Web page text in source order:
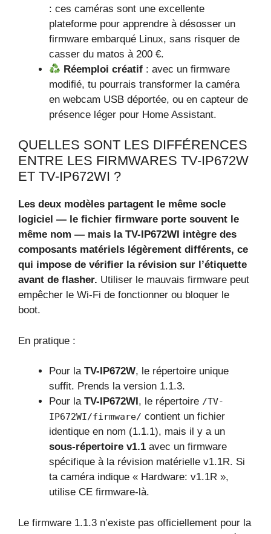
: ces caméras sont une excellente
plateforme pour apprendre à désosser un
firmware embarqué Linux, sans risquer de
casser du matos à 200 €.
Réemploi créatif : avec un firmware
modifié, tu pourrais transformer la caméra
en webcam USB déportée, ou en capteur de
présence léger pour Home Assistant.
QUELLES SONT LES DIFFÉRENCES
ENTRE LES FIRMWARES TV-IP672W
ET TV-IP672WI ?
Les deux modèles partagent le même socle
logiciel — le fichier firmware porte souvent le
même nom — mais la TV-IP672WI intègre des
composants matériels légèrement différents, ce
qui impose de vérifier la révision sur l’étiquette
avant de flasher. Utiliser le mauvais firmware peut
empêcher le Wi-Fi de fonctionner ou bloquer le
boot.
En pratique :
Pour la TV-IP672W, le répertoire unique
suffit. Prends la version 1.1.3.
Pour la TV-IP672WI , le répertoire /TV-
IP672WI/firmware/ contient un fichier
identique en nom (1.1.1), mais il y a un
sous-répertoire v1.1 avec un firmware
spécifique à la révision matérielle v1.1R. Si
ta caméra indique « Hardware: v1.1R »,
utilise CE firmware-là.
Le firmware 1.1.3 n’existe pas officiellement pour la